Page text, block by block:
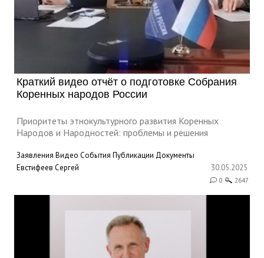
Краткий видео отчёт о подготовке Собрания
Коренных народов России
Приоритеты этнокультурного развития Коренных
Народов и Народностей: проблемы и решения
Заявления Видео События Публикации Документы
Евстифеев Сергей
30.05.2025
0 2647